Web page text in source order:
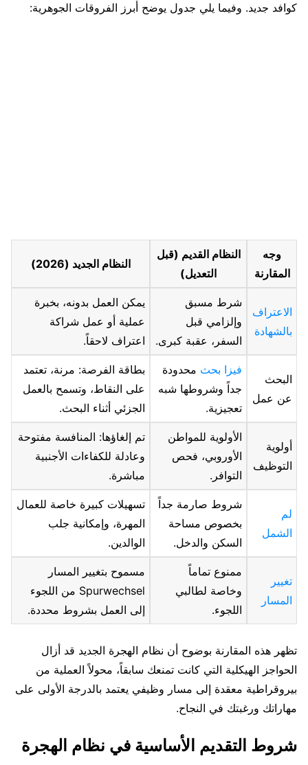
كوافد جديد. وفيما يلي جدول يوضح أبرز الفروقات الجوهرية:
وجه
المقارنة
النظام القديم (قبل
التعديل)
النظام الجديد (2026)
الاعتراف
بالشهادة
شرط مسبق
وإلزامي قبل
السفر، عقبة كبرى.
يمكن العمل بدونه، بخبرة
عملية أو عمل شراكة
اعتراف لاحقاً.
البحث
عن عمل
فيزا بحث محدودة
جداً وشروطها شبه
تعجيزية.
بطاقة الفرصة: مرنة، تعتمد
على النقاط، وتسمح بالعمل
الجزئي أثناء البحث.
أولوية
التوظيف
الأولوية للمواطن
الأوروبي، فحص
التوافر.
تم إلغاؤها: المنافسة مفتوحة
وعادلة للكفاءات الأجنبية
مباشرة.
لم
الشمل
شروط صارمة جداً
بخصوص مساحة
السكن والدخل.
تسهيلات كبيرة خاصة للعمال
المهرة، وإمكانية جلب
الوالدين.
تغيير
المسار
ممنوع تماماً
وخاصة لطالبي
اللجوء.
مسموح بتغيير المسار
Spurwechsel من اللجوء
إلى العمل بشروط محددة.
تظهر هذه المقارنة بوضوح أن نظام الهجرة الجديد قد أزال
الحواجز الهيكلية التي كانت تمنعك سابقاً، محولاً العملية من
بيروقراطية معقدة إلى مسار وظيفي يعتمد بالدرجة الأولى على
مهاراتك ورغبتك في النجاح.
شروط التقديم الأساسية في نظام الهجرة